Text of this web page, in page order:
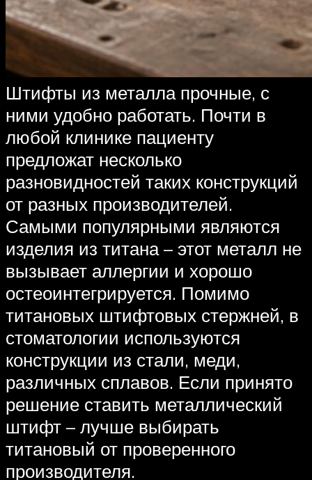
Штифты из металла прочные, с
ними удобно работать. Почти в
любой клинике пациенту
предложат несколько
разновидностей таких конструкций
от разных производителей.
Самыми популярными являются
изделия из титана – этот металл не
вызывает аллергии и хорошо
остеоинтегрируется. Помимо
титановых штифтовых стержней, в
стоматологии используются
конструкции из стали, меди,
различных сплавов. Если принято
решение ставить металлический
штифт – лучше выбирать
титановый от проверенного
производителя.